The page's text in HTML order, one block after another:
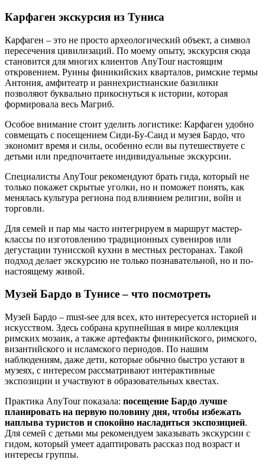
Карфаген экскурсия из Туниса
Карфаген – это не просто археологический объект, а символ
пересечения цивилизаций. По моему опыту, экскурсия сюда
становится для многих клиентов AnyTour настоящим
откровением. Руины финикийских кварталов, римские термы
Антония, амфитеатр и раннехристианские базилики
позволяют буквально прикоснуться к истории, которая
формировала весь Магриб.
Особое внимание стоит уделить логистике: Карфаген удобно
совмещать с посещением Сиди-Бу-Саид и музея Бардо, что
экономит время и силы, особенно если вы путешествуете с
детьми или предпочитаете индивидуальные экскурсии.
Специалисты AnyTour рекомендуют брать гида, который не
только покажет скрытые уголки, но и поможет понять, как
менялась культура региона под влиянием религии, войн и
торговли.
Для семей и пар мы часто интегрируем в маршрут мастер-
классы по изготовлению традиционных сувениров или
дегустации тунисской кухни в местных ресторанах. Такой
подход делает экскурсию не только познавательной, но и по-
настоящему живой.
Музей Бардо в Тунисе – что посмотреть
Музей Бардо – must-see для всех, кто интересуется историей и
искусством. Здесь собрана крупнейшая в мире коллекция
римских мозаик, а также артефакты финикийского, римского,
византийского и исламского периодов. По нашим
наблюдениям, даже дети, которые обычно быстро устают в
музеях, с интересом рассматривают интерактивные
экспозиции и участвуют в образовательных квестах.
Практика AnyTour показала: посещение Бардо лучше
планировать на первую половину дня, чтобы избежать
наплыва туристов и спокойно насладиться экспозицией.
Для семей с детьми мы рекомендуем заказывать экскурсии с
гидом, который умеет адаптировать рассказ под возраст и
интересы группы.